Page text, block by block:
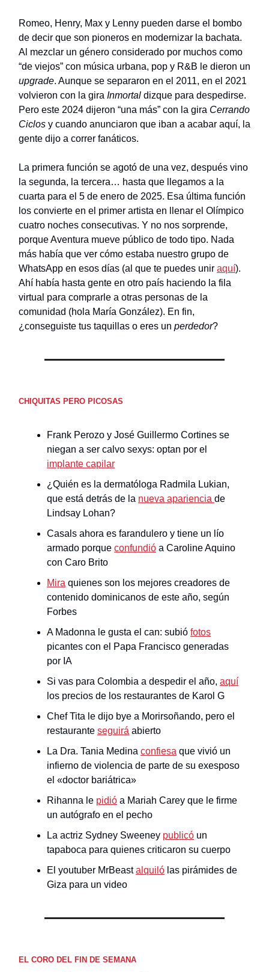
Romeo, Henry, Max y Lenny pueden darse el bombo
de decir que son pioneros en modernizar la bachata.
Al mezclar un género considerado por muchos como
“de viejos” con música urbana, pop y R&B le dieron un
upgrade. Aunque se separaron en el 2011, en el 2021
volvieron con la gira Inmortal dizque para despedirse.
Pero este 2024 dijeron “una más” con la gira Cerrando
Ciclos y cuando anunciaron que iban a acabar aquí, la
gente dijo a correr fanáticos.
La primera función se agotó de una vez, después vino
la segunda, la tercera… hasta que llegamos a la
cuarta para el 5 de enero de 2025. Esa última función
los convierte en el primer artista en llenar el Olímpico
cuatro noches consecutivas. Y no nos sorprende,
porque Aventura mueve público de todo tipo. Nada
más había que ver cómo estaba nuestro grupo de
WhatsApp en esos días (al que te puedes unir aquí).
Ahí había hasta gente en otro país haciendo la fila
virtual para comprarle a otras personas de la
comunidad (hola María González). En fin,
¿conseguiste tus taquillas o eres un perdedor?
CHIQUITAS PERO PICOSAS
Frank Perozo y José Guillermo Cortines se
niegan a ser calvo sexys: optan por el
implante capilar
¿Quién es la dermatóloga Radmila Lukian,
que está detrás de la nueva apariencia de
Lindsay Lohan?
Casals ahora es farandulero y tiene un lío
armado porque confundió a Caroline Aquino
con Caro Brito
Mira quienes son los mejores creadores de
contenido dominicanos de este año, según
Forbes
A Madonna le gusta el can: subió fotos
picantes con el Papa Francisco generadas
por IA
Si vas para Colombia a despedir el año, aquí
los precios de los restaurantes de Karol G
Chef Tita le dijo bye a Morirsoñando, pero el
restaurante seguirá abierto
La Dra. Tania Medina confiesa que vivió un
infierno de violencia de parte de su exesposo
el «doctor bariátrica»
Rihanna le pidió a Mariah Carey que le firme
un autógrafo en el pecho
La actriz Sydney Sweeney publicó un
tapaboca para quienes criticaron su cuerpo
El youtuber MrBeastalquiló las pirámides de
Giza para un video
EL CORO DEL FIN DE SEMANA